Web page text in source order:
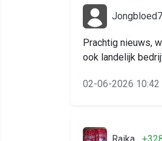
Prachtig nieuws,
ook landelijk
02-06-2026 10:42